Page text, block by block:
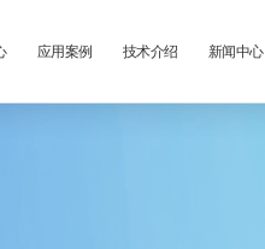
应用案例 技术介绍 新闻中心